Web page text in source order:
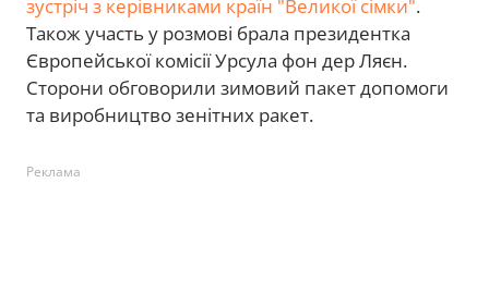
зустріч з керівниками країн "Великої сімки".
Також участь у розмові брала президентка
Європейської комісії Урсула фон дер Ляєн.
Сторони обговорили зимовий пакет допомоги
та виробництво зенітних ракет.
Реклама